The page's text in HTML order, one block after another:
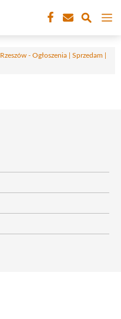
Rzeszów - Ogłoszenia | Sprzedam |